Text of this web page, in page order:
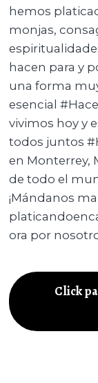
hemos
monjas,
hacen para y
una forma
esencial
vivimos hoy y
todos juntos
en Monterrey,
de todo el
¡Mándanos
ora por
Click